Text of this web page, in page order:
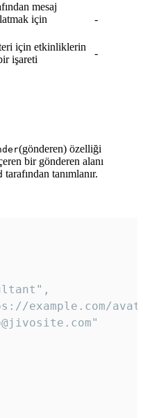
mesaj
için
-
için etkinliklerin
işareti
-
(gönderen) özelliği
bir gönderen alanı
tarafından tanımlanır.